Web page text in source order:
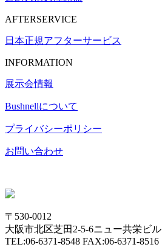
AFTERSERVICE
日本正規アフターサービス
INFORMATION
展示会情報
Bushnellについて
プライバシーポリシー
お問い合わせ
〒530-0012
大阪市北区芝田2-5-6ニュー共栄ビル
TEL:06-6371-8548 FAX:06-6371-8516